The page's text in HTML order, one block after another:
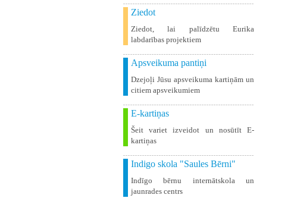
Ziedot
Ziedot, lai palīdzētu Eurika
labdarības projektiem
Apsveikuma pantiņi
Dzejoļi Jūsu apsveikuma kartiņām un
citiem apsveikumiem
E-kartiņas
Šeit variet izveidot un nosūtīt E-
kartiņas
Indigo skola "Saules Bērni"
Indīgo bērnu internātskola un
jaunrades centrs